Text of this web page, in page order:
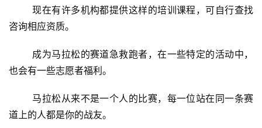
	现在有许多机构都提供这样的培训课程，可自行查找
咨询相应资质。
也会有一些志愿者福利。
道上的人都是你的战友。